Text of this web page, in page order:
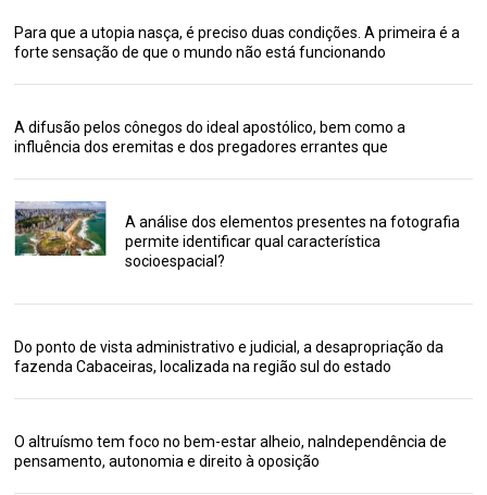
Para que a utopia nasça, é preciso duas condições. A primeira é a
forte sensação de que o mundo não está funcionando
A difusão pelos cônegos do ideal apostólico, bem como a
influência dos eremitas e dos pregadores errantes que
A análise dos elementos presentes na fotografia
permite identificar qual característica
socioespacial?
Do ponto de vista administrativo e judicial, a desapropriação da
fazenda Cabaceiras, localizada na região sul do estado
O altruísmo tem foco no bem-estar alheio, naIndependência de
pensamento, autonomia e direito à oposição